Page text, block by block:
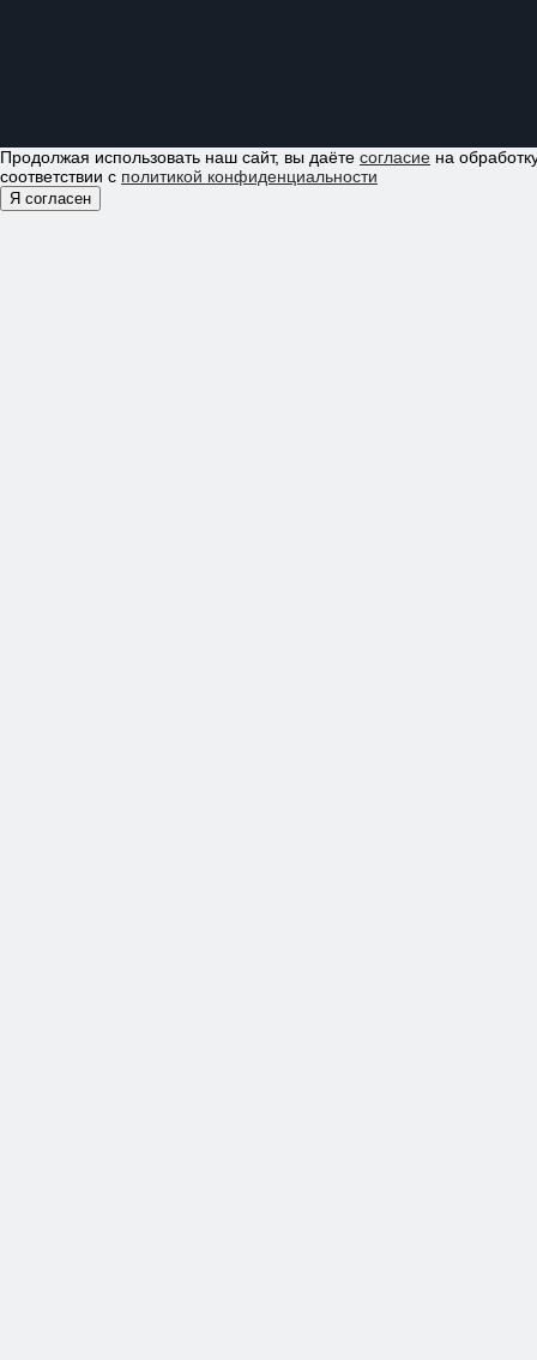
Продолжая использовать наш сайт, вы даёте согласие на
соответствии с политикой конфиденциальности
Я согласен